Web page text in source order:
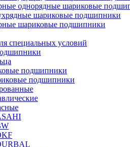
однорядные шариковые
шариковые подшипники
шариковые подшипники
специальных условий
подшипники
подшипники